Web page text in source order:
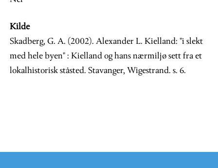
Kilde
Skadberg, G. A. (2002). Alexander L. Kielland: "i slekt
med hele byen" : Kielland og hans nærmiljø sett fra et
lokalhistorisk ståsted. Stavanger, Wigestrand. s. 6.